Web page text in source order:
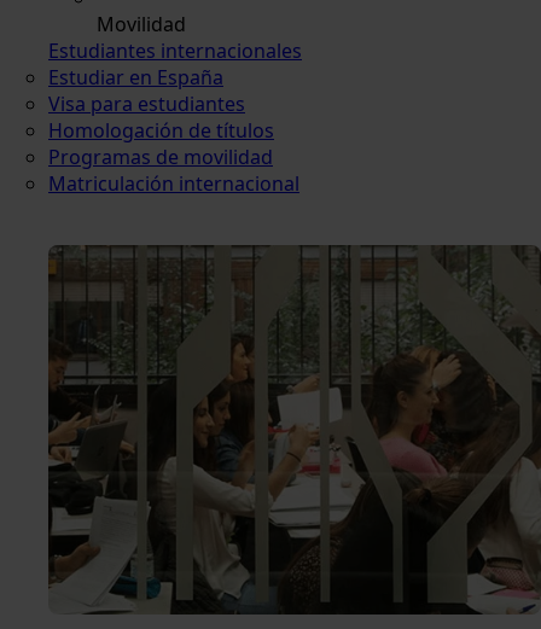
Movilidad
Estudiantes internacionales
Estudiar en España
Visa para estudiantes
Homologación de títulos
Programas de movilidad
Matriculación internacional